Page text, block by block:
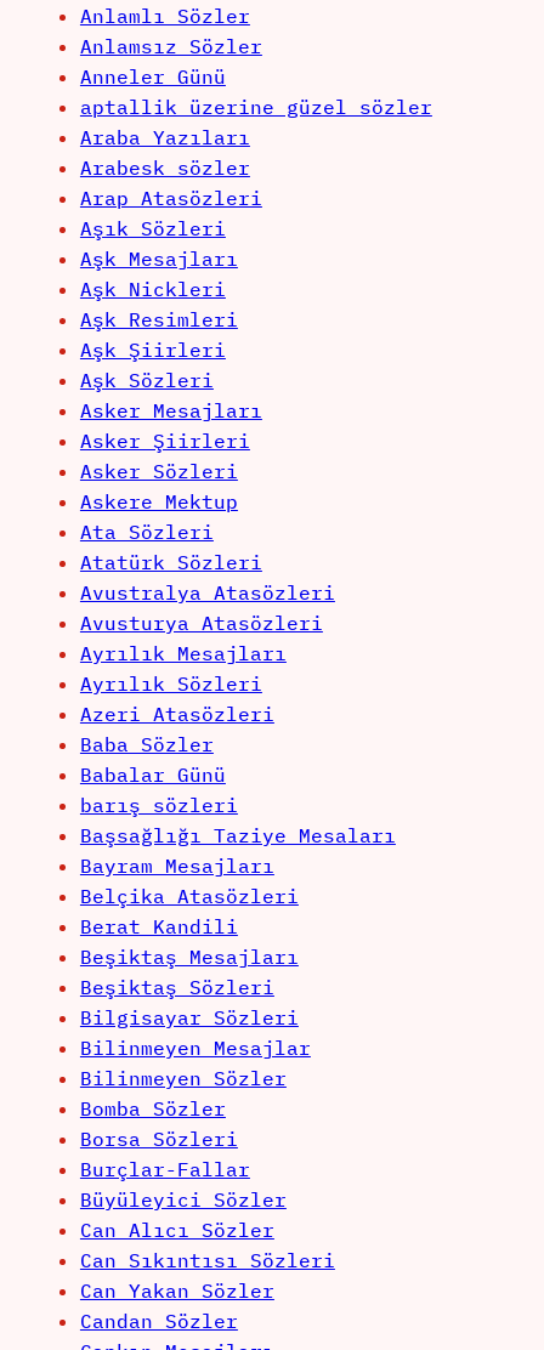
Anlamlı Sözler
Anlamsız Sözler
Anneler Günü
aptallik üzerine güzel sözler
Araba Yazıları
Arabesk sözler
Arap Atasözleri
Aşık Sözleri
Aşk Mesajları
Aşk Nickleri
Aşk Resimleri
Aşk Şiirleri
Aşk Sözleri
Asker Mesajları
Asker Şiirleri
Asker Sözleri
Askere Mektup
Ata Sözleri
Atatürk Sözleri
Avustralya Atasözleri
Avusturya Atasözleri
Ayrılık Mesajları
Ayrılık Sözleri
Azeri Atasözleri
Baba Sözler
Babalar Günü
barış sözleri
Başsağlığı Taziye Mesaları
Bayram Mesajları
Belçika Atasözleri
Berat Kandili
Beşiktaş Mesajları
Beşiktaş Sözleri
Bilgisayar Sözleri
Bilinmeyen Mesajlar
Bilinmeyen Sözler
Bomba Sözler
Borsa Sözleri
Burçlar-Fallar
Büyüleyici Sözler
Can Alıcı Sözler
Can Sıkıntısı Sözleri
Can Yakan Sözler
Candan Sözler